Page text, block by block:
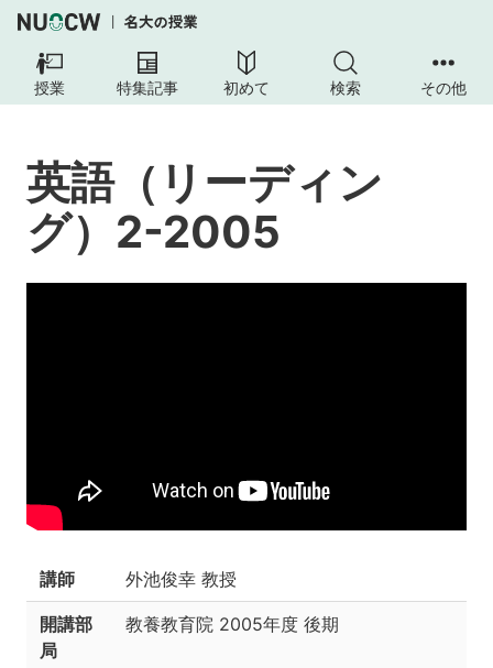
授業 特集記事 初めて 検索 その他
（リ
グ）
2005
の
工
英語（リーディン
グ）2-2005
講師 外池俊幸 教授
開講部
局
教養教育院 2005年度 後期